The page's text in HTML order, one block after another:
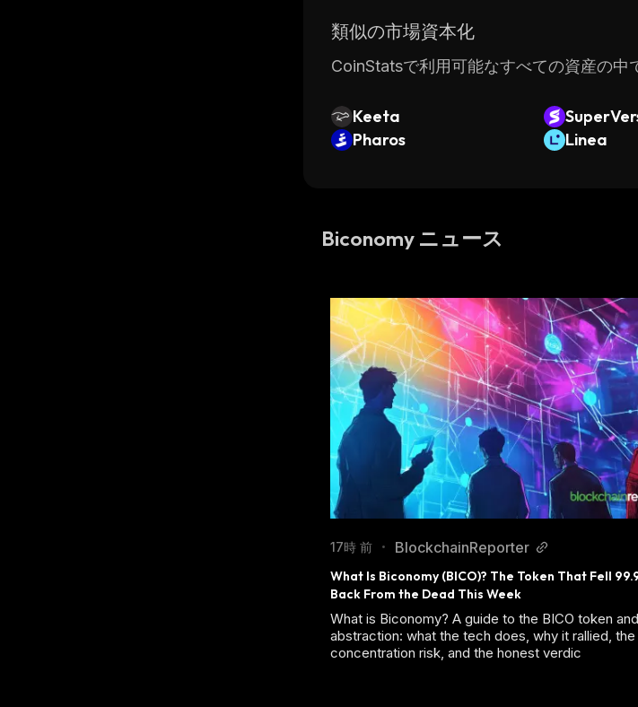
類似の市場資本化
CoinStatsで利用可能なすべての資産の中
Keeta
Pharos
Linea
Biconomy ニュース
17時 前 • BlockchainReporter
What Is Biconomy (BICO)? The Token That Fell
Back From the Dead This Week
What is Biconomy? A guide to the BICO token
abstraction: what the tech does, why it rallied, the
concentration risk, and the honest verdic